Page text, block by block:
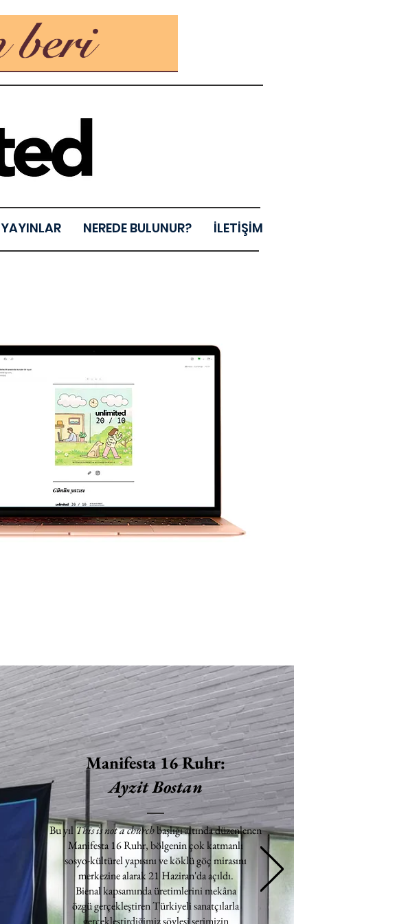
YAYINLAR NEREDE BULUNUR? İLETİŞİM
Manifesta 16 Ruhr:
Ayzit Bostan
Bu yılThis is not a churchbaşlığı altında düzenlenen
Manifesta 16 Ruhr, bölgenin çok katmanlı
sosyo-kültürel yapısını ve köklü göç mirasını
merkezine alarak 21 Haziran'da açıldı.
Bienal kapsamında üretimlerini mekâna
özgü gerçekleştiren Türkiyeli sanatçılarla
gerçekleştirdiğimiz söyleşi serimizin